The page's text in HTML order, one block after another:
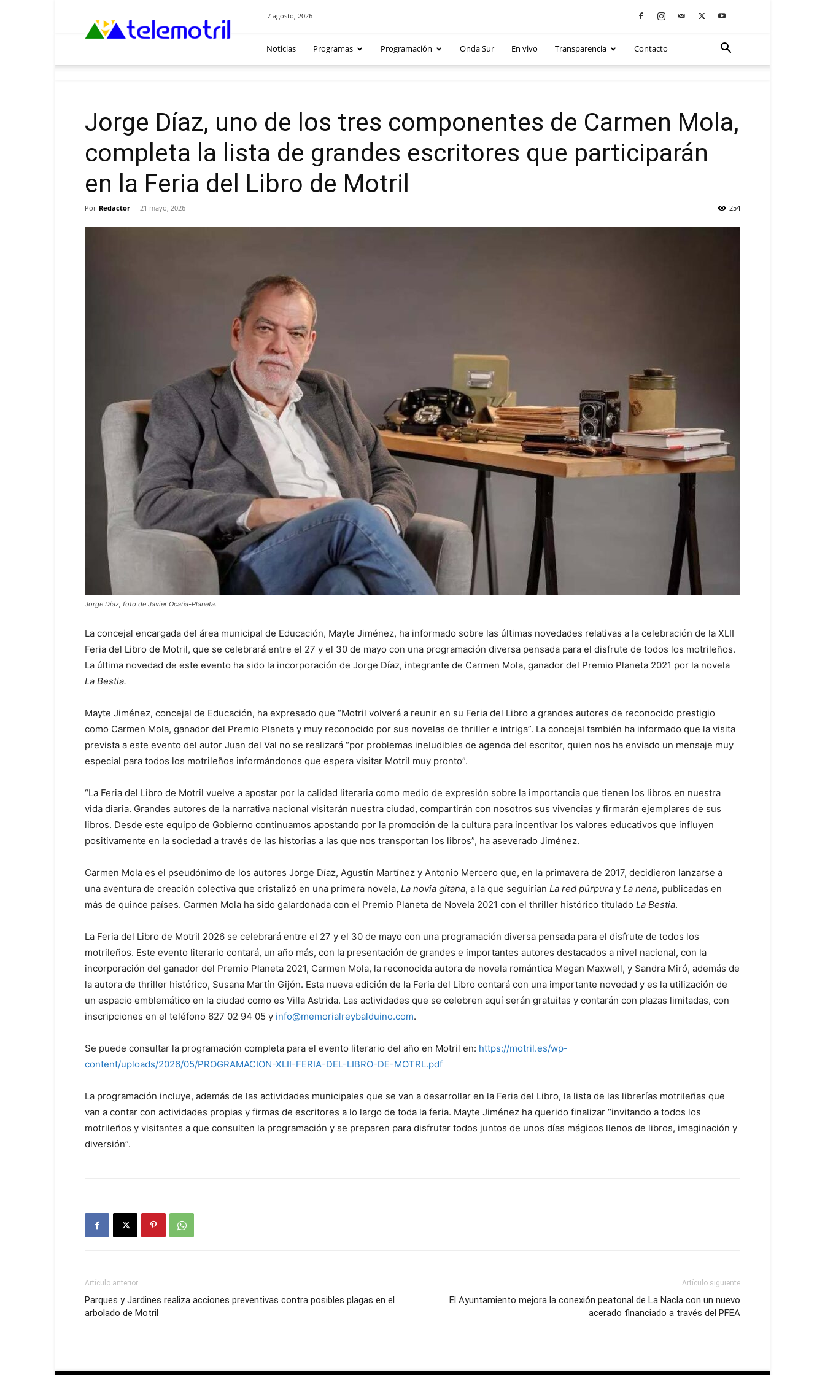
7 agosto, 2026
Noticias Programas Programación Onda Sur En vivo Transparencia Contacto
Jorge Díaz, uno de los tres componentes de Carmen Mola,
completa la lista de grandes escritores que participarán
en la Feria del Libro de Motril
Por Redactor - 21 mayo, 2026 254
Jorge Díaz, foto de Javier Ocaña-Planeta.
La concejal encargada del área municipal de Educación, Mayte Jiménez, ha informado sobre las últimas novedades relativas a la celebración de la XLII
Feria del Libro de Motril, que se celebrará entre el 27 y el 30 de mayo con una programación diversa pensada para el disfrute de todos los motrileños.
La última novedad de este evento ha sido la incorporación de Jorge Díaz, integrante de Carmen Mola, ganador del Premio Planeta 2021 por la novela
La Bestia.
Mayte Jiménez, concejal de Educación, ha expresado que “Motril volverá a reunir en su Feria del Libro a grandes autores de reconocido prestigio
como Carmen Mola, ganador del Premio Planeta y muy reconocido por sus novelas de thriller e intriga”. La concejal también ha informado que la visita
prevista a este evento del autor Juan del Val no se realizará “por problemas ineludibles de agenda del escritor, quien nos ha enviado un mensaje muy
especial para todos los motrileños informándonos que espera visitar Motril muy pronto”.
“La Feria del Libro de Motril vuelve a apostar por la calidad literaria como medio de expresión sobre la importancia que tienen los libros en nuestra
vida diaria. Grandes autores de la narrativa nacional visitarán nuestra ciudad, compartirán con nosotros sus vivencias y firmarán ejemplares de sus
libros. Desde este equipo de Gobierno continuamos apostando por la promoción de la cultura para incentivar los valores educativos que influyen
positivamente en la sociedad a través de las historias a las que nos transportan los libros”, ha aseverado Jiménez.
Carmen Mola es el pseudónimo de los autores Jorge Díaz, Agustín Martínez y Antonio Mercero que, en la primavera de 2017, decidieron lanzarse a
una aventura de creación colectiva que cristalizó en una primera novela, La novia gitana, a la que seguirían La red púrpura y La nena, publicadas en
más de quince países. Carmen Mola ha sido galardonada con el Premio Planeta de Novela 2021 con el thriller histórico titulado La Bestia.
La Feria del Libro de Motril 2026 se celebrará entre el 27 y el 30 de mayo con una programación diversa pensada para el disfrute de todos los
motrileños. Este evento literario contará, un año más, con la presentación de grandes e importantes autores destacados a nivel nacional, con la
incorporación del ganador del Premio Planeta 2021, Carmen Mola, la reconocida autora de novela romántica Megan Maxwell, y Sandra Miró, además de
la autora de thriller histórico, Susana Martín Gijón. Esta nueva edición de la Feria del Libro contará con una importante novedad y es la utilización de
un espacio emblemático en la ciudad como es Villa Astrida. Las actividades que se celebren aquí serán gratuitas y contarán con plazas limitadas, con
inscripciones en el teléfono 627 02 94 05 y info@memorialreybalduino.com.
Se puede consultar la programación completa para el evento literario del año en Motril en: https://motril.es/wp-
content/uploads/2026/05/PROGRAMACION-XLII-FERIA-DEL-LIBRO-DE-MOTRL.pdf
La programación incluye, además de las actividades municipales que se van a desarrollar en la Feria del Libro, la lista de las librerías motrileñas que
van a contar con actividades propias y firmas de escritores a lo largo de toda la feria. Mayte Jiménez ha querido finalizar “invitando a todos los
motrileños y visitantes a que consulten la programación y se preparen para disfrutar todos juntos de unos días mágicos llenos de libros, imaginación y
diversión”.
Artículo anterior
Parques y Jardines realiza acciones preventivas contra posibles plagas en el
arbolado de Motril
Artículo siguiente
El Ayuntamiento mejora la conexión peatonal de La Nacla con un nuevo
acerado financiado a través del PFEA